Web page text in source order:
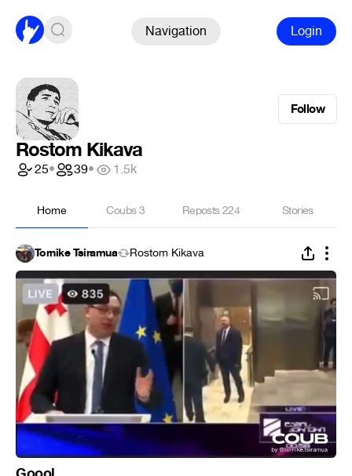
Navigation Login
Follow
Rostom Kikava
25• 39• 1.5k
Home Coubs3 Reposts224 Stories
Tornike Tsiramua Rostom Kikava